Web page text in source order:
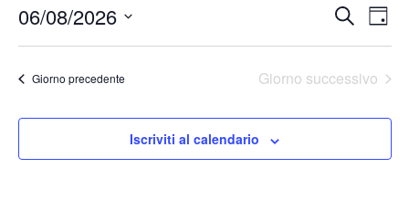
e
viste
Cerca
06/08/2026
la
Giorno precedente Giorno successivo
Iscriviti al calendario